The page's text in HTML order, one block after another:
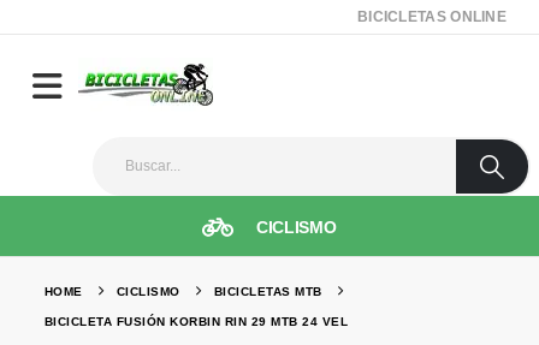
BICICLETAS ONLINE
CICLISMO
HOME CICLISMO BICICLETAS MTB
BICICLETA FUSIÓN KORBIN RIN 29 MTB 24 VEL